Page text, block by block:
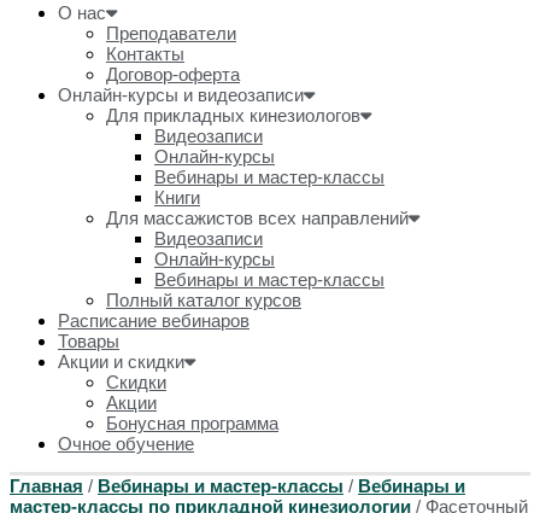
О нас
Преподаватели
Контакты
Договор-оферта
Онлайн-курсы и видеозаписи
Для прикладных кинезиологов
Видеозаписи
Онлайн-курсы
Вебинары и мастер-классы
Книги
Для массажистов всех направлений
Видеозаписи
Онлайн-курсы
Вебинары и мастер-классы
Полный каталог курсов
Расписание вебинаров
Товары
Акции и скидки
Скидки
Акции
Бонусная программа
Очное обучение
Главная / Вебинары и мастер-классы / Вебинары и
мастер-классы по прикладной кинезиологии / Фасеточный